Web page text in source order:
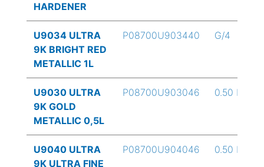
HARDENER
U9034 ULTRA
9K BRIGHT RED
METALLIC 1L
P08700U903440 G/4
U9030 ULTRA
9K GOLD
METALLIC 0,5L
P08700U903046 0.50 L
U9040 ULTRA
9K ULTRA FINE
P08700U904046 0.50 L